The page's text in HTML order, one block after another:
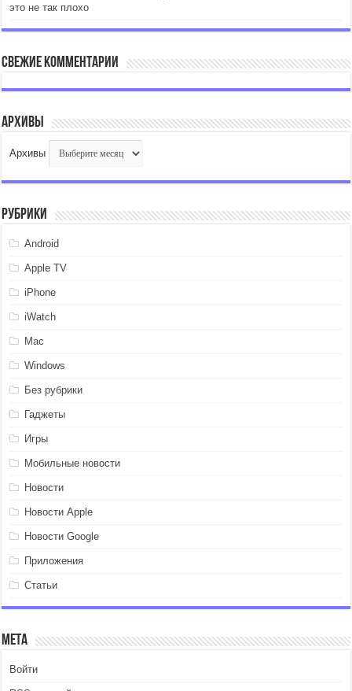
это не так плохо
Свежие комментарии
Архивы
Архивы
Рубрики
Android
Apple TV
iPhone
iWatch
Mac
Windows
Без рубрики
Гаджеты
Игры
Мобильные новости
Новости
Новости Apple
Новости Google
Приложения
Статьи
Мета
Войти